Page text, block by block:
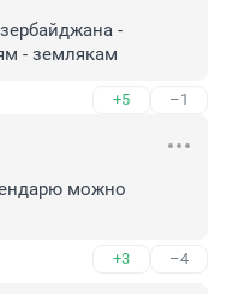
-
- землякам
+5 –1
можно
+3 –4